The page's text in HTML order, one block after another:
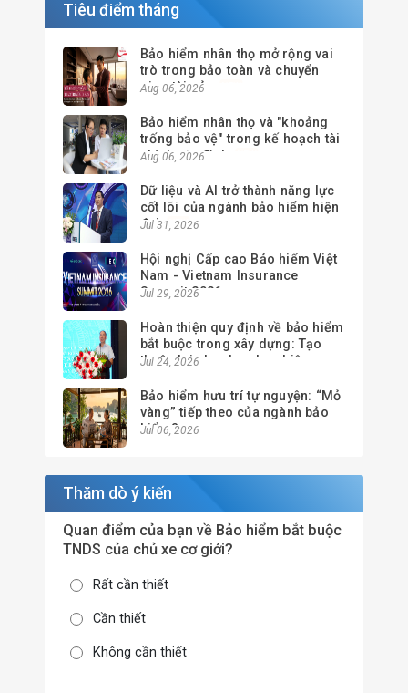
Tiêu điểm tháng
Bảo hiểm nhân thọ mở rộng vai
trò trong bảo toàn và chuyển
giao tài sản
Aug 06, 2026
Bảo hiểm nhân thọ và "khoảng
trống bảo vệ" trong kế hoạch tài
chính gia đình
Aug 06, 2026
Dữ liệu và AI trở thành năng lực
cốt lõi của ngành bảo hiểm hiện
đại
Jul 31, 2026
Hội nghị Cấp cao Bảo hiểm Việt
Nam - Vietnam Insurance
Summit 2026
Jul 29, 2026
Hoàn thiện quy định về bảo hiểm
bắt buộc trong xây dựng: Tạo
thuận lợi cho doanh nghiệp,
Jul 24, 2026
Bảo hiểm hưu trí tự nguyện: “Mỏ
vàng” tiếp theo của ngành bảo
hiểm?
Jul 06, 2026
Thăm dò ý kiến
Quan điểm của bạn về Bảo hiểm bắt buộc
TNDS của chủ xe cơ giới?
Rất cần thiết
Cần thiết
Không cần thiết